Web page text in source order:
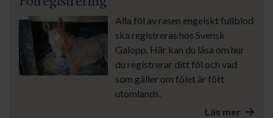
Alla föl av rasen engelskt fullblod
ska registreras hos Svensk
Galopp. Här kan du läsa om hur
du registrerar ditt föl och vad
som gäller om fölet är fött
utomlands.
Läs mer